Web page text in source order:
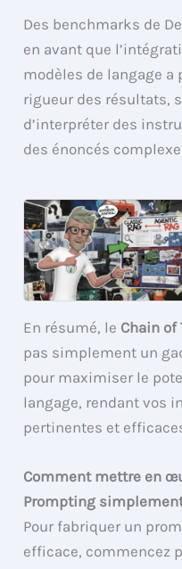
Des benchmarks de
en avant que
modèles de langage a
rigueur des résultats,
d’interpréter des
des énoncés
En résumé, le Chain
pas simplement un
pour maximiser le
langage, rendant vos
pertinentes et
Comment mettre en
Prompting
Pour fabriquer un
efficace, commencez